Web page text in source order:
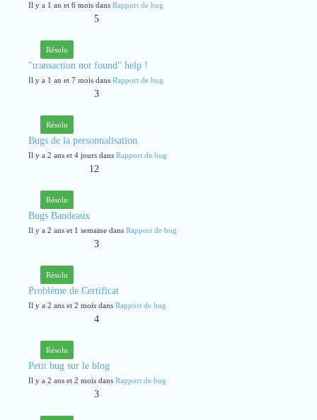
Il y a 1 an et 6 mois dans Rapport de bug
5
Résolu
"transaction not found" help !
Il y a 1 an et 7 mois dans Rapport de bug
3
Résolu
Bugs de la personnalisation
Il y a 2 ans et 4 jours dans Rapport de bug
12
Résolu
Bugs Bandeaux
Il y a 2 ans et 1 semaine dans Rapport de bug
3
Résolu
Problème de Certificat
Il y a 2 ans et 2 mois dans Rapport de bug
4
Résolu
Petit bug sur le blog
Il y a 2 ans et 2 mois dans Rapport de bug
3